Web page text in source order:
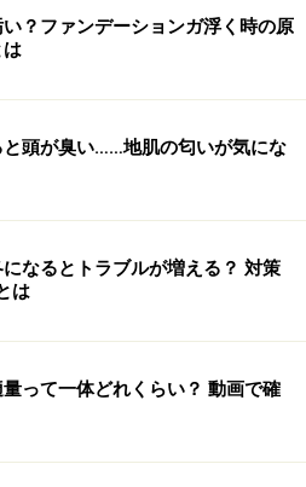
ホイップクリームのような濃密
の洗顔をハッピーにしてくれ
のクレンジング2品を紹介しま
す。最新の内容をご確認くださ
法による実践に起因して肌荒れや
ます。実践の際には、必ず自身の体
、正しい方法で行ってください。
保証するものではありません。
1/2 次のページへ
？ファンデーションガ浮く時の原
は
と頭が臭い……地肌の匂いが気にな
なるとトラブルが増える？ 対策
は
って一体どれくらい？ 動画で確